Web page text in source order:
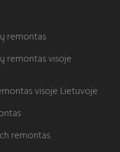
remontas
remontas visoje
visoje Lietuvoje
remontas